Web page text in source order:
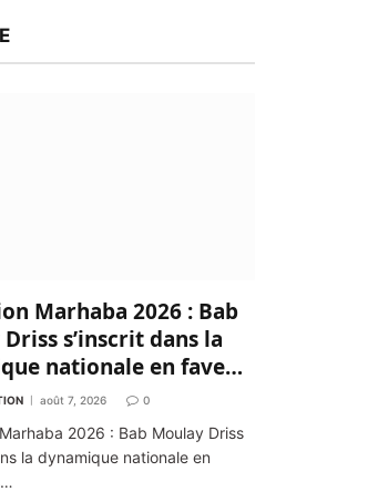
Marhaba 2026 : Bab
s’inscrit dans la
nationale en faveur
du Monde
août 7, 2026 0
2026 : Bab Moulay Driss
la dynamique nationale en